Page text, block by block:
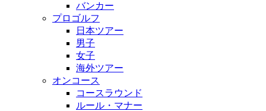
バンカー
プロゴルフ
日本ツアー
男子
女子
海外ツアー
オンコース
コースラウンド
ルール・マナー